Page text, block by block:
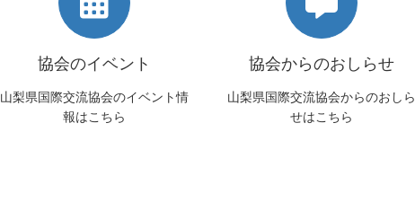
協会のイベント
山梨県国際交流協会のイベント情
報はこちら
協会からのおしらせ
山梨県国際交流協会からのおしら
せはこちら